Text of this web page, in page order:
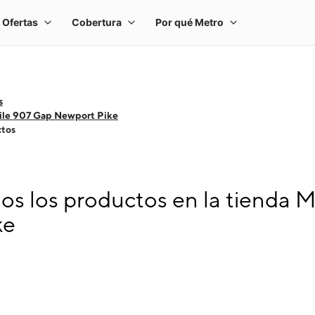
907 Gap Newport Pike
los productos en la tienda